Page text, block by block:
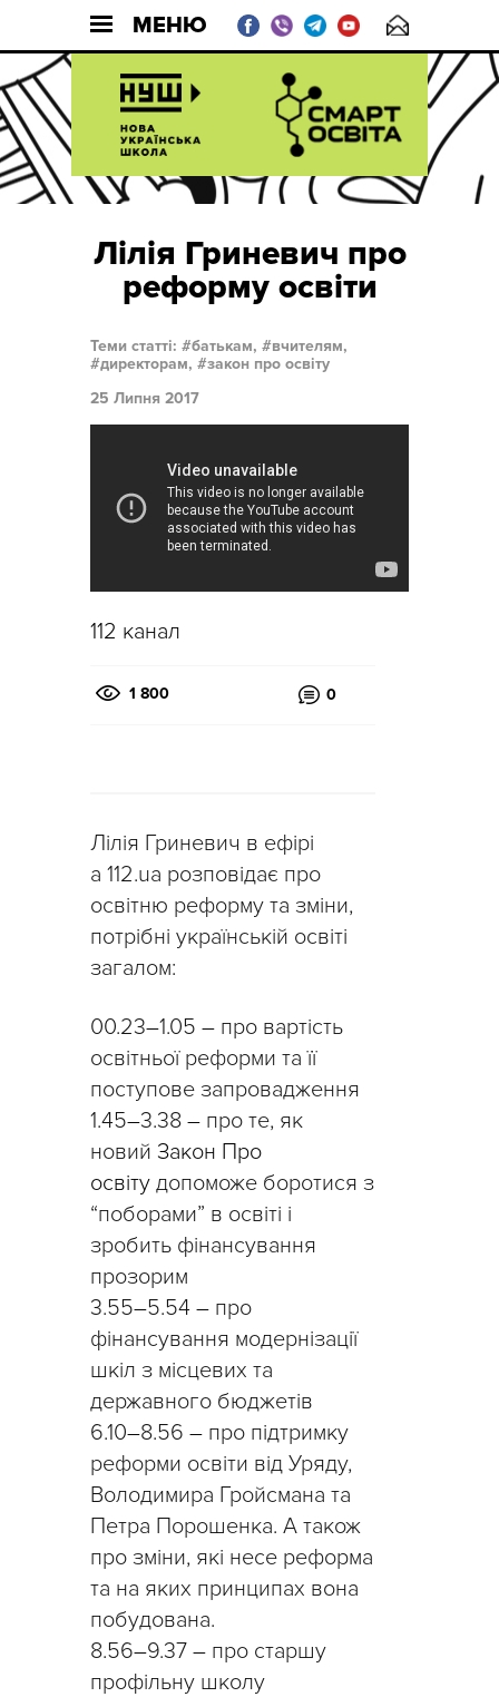
МЕНЮ
Лілія Гриневич про
реформу освіти
Теми статті: батькам,
вчителям,
директорам,
закон про освіту
25 Липня 2017
112 канал
1 800 0
Лілія Гриневич в ефірі
a 112.ua розповідає про
освітню реформу та зміни,
потрібні українській освіті
загалом:
00.23–1.05 – про вартість
освітньої реформи та її
поступове запровадження
1.45–3.38 – про те, як
новий Закон Про
освіту допоможе боротися з
“поборами” в освіті і
зробить фінансування
прозорим
3.55–5.54 – про
фінансування модернізації
шкіл з місцевих та
державного бюджетів
6.10–8.56 – про підтримку
реформи освіти від Уряду,
Володимира Гройсмана та
Петра Порошенка. А також
про зміни, які несе реформа
та на яких принципах вона
побудована.
8.56–9.37 – про старшу
профільну школу